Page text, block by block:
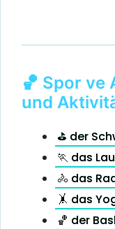
🏀 Spor
und
⛳️ der
🏃 das
🚴️ das
🤸 das
🏀 der